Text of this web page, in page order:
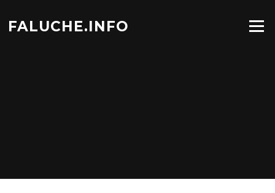
contenu
FALUCHE.INFO Menu